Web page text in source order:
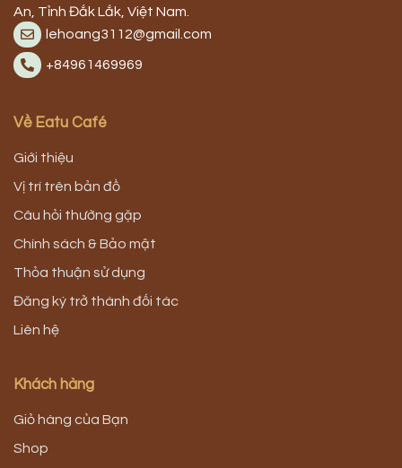
An, Tỉnh Đắk Lắk, Việt Nam.
lehoang3112@gmail.com
+84961469969
Về Eatu Café
Giới thiệu
Vị trí trên bản đồ
Câu hỏi thường gặp
Chính sách & Bảo mật
Thỏa thuận sử dụng
Đăng ký trở thành đối tác
Liên hệ
Khách hàng
Giỏ hàng của Bạn
Shop